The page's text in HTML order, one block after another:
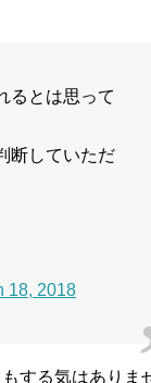
るとは思って
断していただ
18, 2018
する気はありま